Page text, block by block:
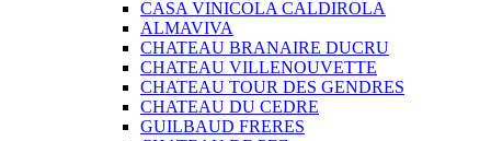
CASA VINICOLA CALDIROLA
ALMAVIVA
CHATEAU BRANAIRE DUCRU
CHATEAU VILLENOUVETTE
CHATEAU TOUR DES GENDRES
CHATEAU DU CEDRE
GUILBAUD FRERES